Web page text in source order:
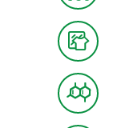

